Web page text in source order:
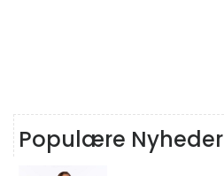
Populære Nyheder